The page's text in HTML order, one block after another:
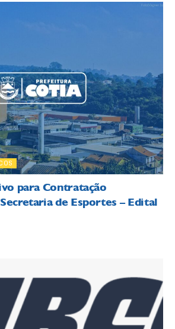
para Contratação
de Esportes – Edital